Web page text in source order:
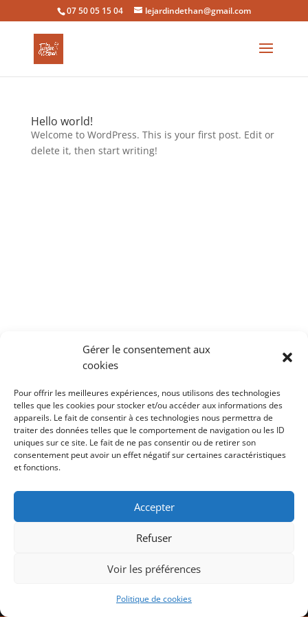
Gérer le consentement aux
cookies
Pour offrir les meilleures expériences, nous utilisons des technologies
telles que les cookies pour stocker et/ou accéder aux informations des
appareils. Le fait de consentir à ces technologies nous permettra de
traiter des données telles que le comportement de navigation ou les ID
uniques sur ce site. Le fait de ne pas consentir ou de retirer son
consentement peut avoir un effet négatif sur certaines caractéristiques
et fonctions.
Accepter
Refuser
Voir les préférences
Politique de cookies
07 50 05 15 04 lejardindethan@gmail.com
Hello world!
Welcome to WordPress. This is your first post. Edit or
delete it, then start writing!
© Tous droits réservés Jardin d’Ethan